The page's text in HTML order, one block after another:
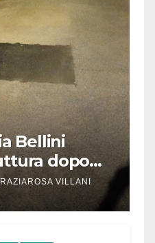
Bellini
dopo
VILLANI